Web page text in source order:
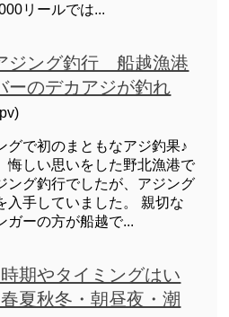
リールでは...
ジング釣行 船越漁港
ーのデカアジが釣れ
グで初のまともなアジ釣果♪
悔しい思いをした野北漁港で
ング釣行でしたが、アジング
入手していました。 親切な
ガーの方が船越で...
期やタイミングはい
夏秋冬・朝昼夜・潮